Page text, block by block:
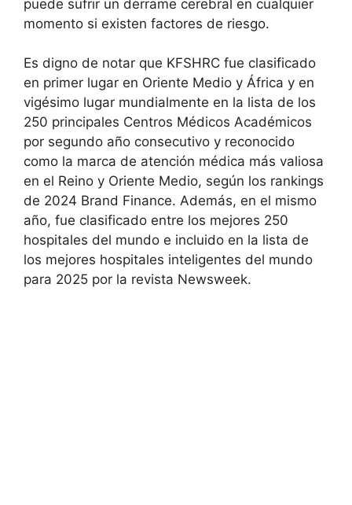
puede sufrir un derrame cerebral en cualquier
momento si existen factores de riesgo.
Es digno de notar que KFSHRC fue clasificado
en primer lugar en Oriente Medio y África y en
vigésimo lugar mundialmente en la lista de los
250 principales Centros Médicos Académicos
por segundo año consecutivo y reconocido
como la marca de atención médica más valiosa
en el Reino y Oriente Medio, según los rankings
de 2024 Brand Finance. Además, en el mismo
año, fue clasificado entre los mejores 250
hospitales del mundo e incluido en la lista de
los mejores hospitales inteligentes del mundo
para 2025 por la revista Newsweek.